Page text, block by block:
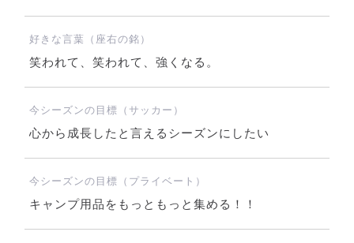
好きな言葉（座右の銘）
笑われて、笑われて、強くなる。
今シーズンの目標（サッカー）
心から成長したと言えるシーズンにしたい
今シーズンの目標（プライベート）
キャンプ用品をもっともっと集める！！